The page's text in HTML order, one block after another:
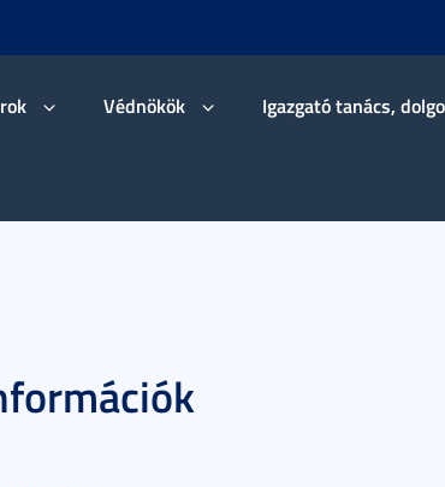
Védnökök Igazgató tanács,